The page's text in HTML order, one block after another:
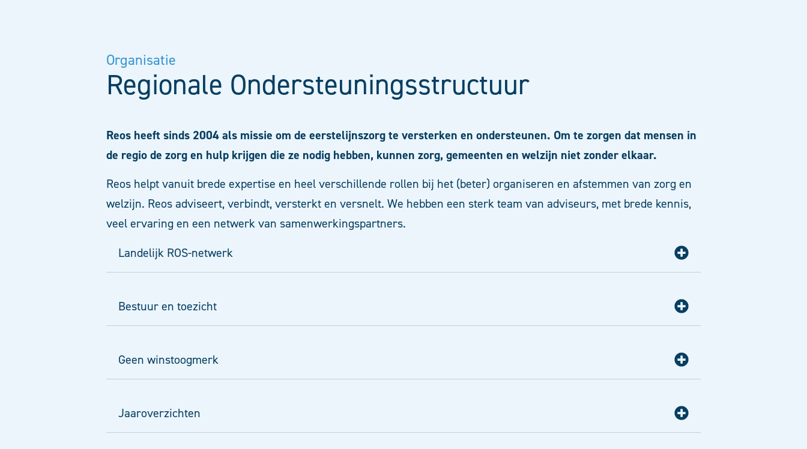
Organisatie
Regionale Ondersteuningsstructuur
Reos heeft sinds 2004 als missie om de eerstelijnszorg te versterken en ondersteunen. Om te zorgen dat mensen in
de regio de zorg en hulp krijgen die ze nodig hebben, kunnen zorg, gemeenten en welzijn niet zonder elkaar.
Reos helpt vanuit brede expertise en heel verschillende rollen bij het (beter) organiseren en afstemmen van zorg en
welzijn. Reos adviseert, verbindt, versterkt en versnelt. We hebben een sterk team van adviseurs, met brede kennis,
veel ervaring en een netwerk van samenwerkingspartners.
Landelijk ROS-netwerk
Bestuur en toezicht
Geen winstoogmerk
Jaaroverzichten